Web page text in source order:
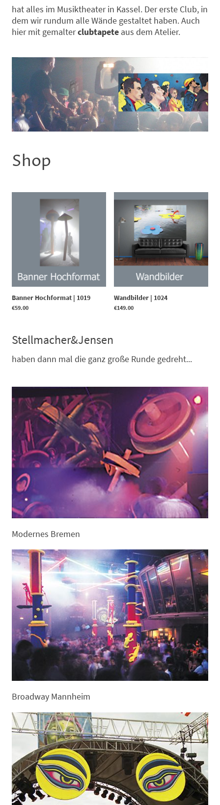
hat alles im Musiktheater in Kassel. Der erste Club, in
dem wir rundum alle Wände gestaltet haben. Auch
hier mit gemalterclubtapete aus dem Atelier.
Shop
Banner Hochformat | 1019
€59.00
Wandbilder | 1024
€149.00
Stellmacher&Jensen
haben dann mal die ganz große Runde gedreht...
Modernes Bremen
Broadway Mannheim